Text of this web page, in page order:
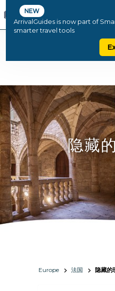
NEW
ArrivalGuides is now part of
smarter travel tools
隐藏
Europe 法国 隐藏的